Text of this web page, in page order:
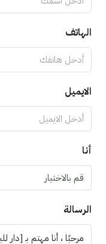
الهاتف
الايميل
أنا
قم بالاختيار
الرسالة